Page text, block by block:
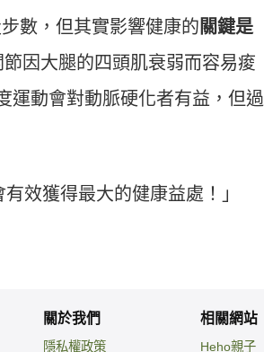
數，但其實影響健康的 關鍵是
因大腿的四頭肌衰弱而容易痠
運動會對動脈硬化者有益，但過
效獲得最大的健康益處！」
關於我們
隱私權政策
相關網站
Heho親子